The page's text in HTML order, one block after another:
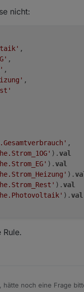
unter
nicht:
,
,
,
,
,
).val
).val
).val
).val
).val
hätte noch eine Frage